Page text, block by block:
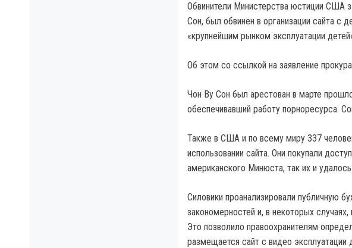
Обвинители Министерства юстиции США
Сон, был обвинен в организации сайта с
«крупнейшим рынком эксплуатации
Об этом со ссылкой на заявление
Чон Ву Сон был арестован в марте
обеспечивавший работу порноресурса.
Также в США и по всему миру 337
использовании сайта. Они покупали
американского Минюста, так их и
Силовики проанализировали публичную
закономерностей и, в некоторых
Это позволило правоохранителям
размещается сайт с видео эксплуатации